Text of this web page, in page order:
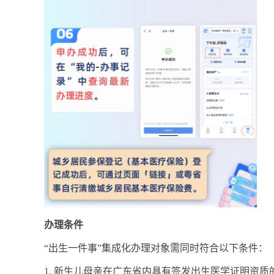
办理条件
“出生一件事”集成化办理对象需同时符合以下条件：
1. 新生儿母亲在广东省内具有签发出生医学证明资